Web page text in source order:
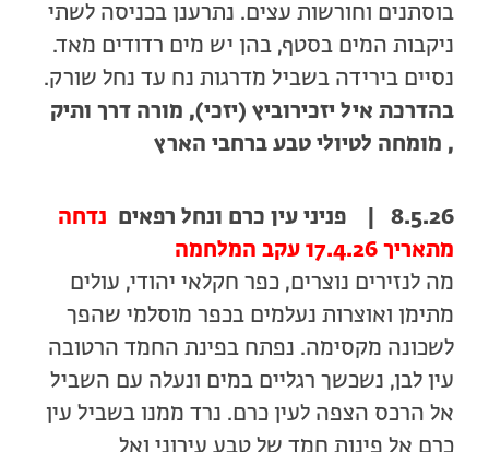
בוסתנים וחורשות עצים. נתרענן בכניסה לשתי
ניקבות המים בסטף, בהן יש מים רדודים מאד.
נסיים בירידה בשביל מדרגות נח עד נחל שורק.
בהדרכת איל יזכירוביץ (יזכי), מורה דרך ותיק
, מומחה לטיולי טבע ברחבי הארץ
8.5.26 | פניני עין כרם ונחל רפאים
נדחה
מתאריך 17.4.26 עקב המלחמה
מה לנזירים נוצרים, כפר חקלאי יהודי, עולים
מתימן ואוצרות נעלמים בכפר מוסלמי שהפך
לשכונה מקסימה. נפתח בפינת החמד הרטובה
עין לבן, נשכשך רגליים במים ונעלה עם השביל
אל הרכס הצפה לעין כרם. נרד ממנו בשביל עין
כרם אל פינות חמד של טבע עירוני ואל